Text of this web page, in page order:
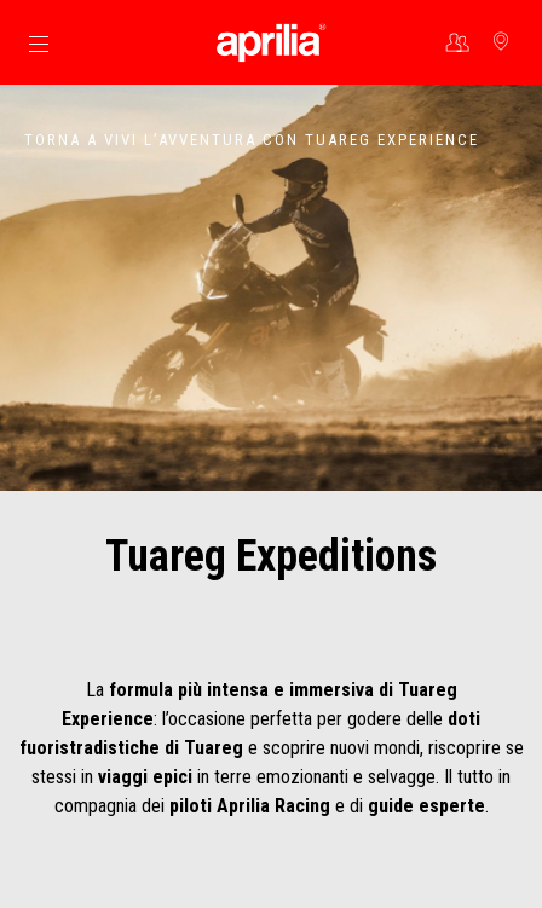
Vai al contenuto principale
TORNA A VIVI L’AVVENTURA CON TUAREG EXPERIENCE
Tuareg Expeditions
La formula più intensa e immersiva di Tuareg
Experience: l’occasione perfetta per godere delle doti
fuoristradistiche di Tuareg e scoprire nuovi mondi, riscoprire se
stessi in viaggi epici in terre emozionanti e selvagge. Il tutto in
compagnia dei piloti Aprilia Racing e di guide esperte.